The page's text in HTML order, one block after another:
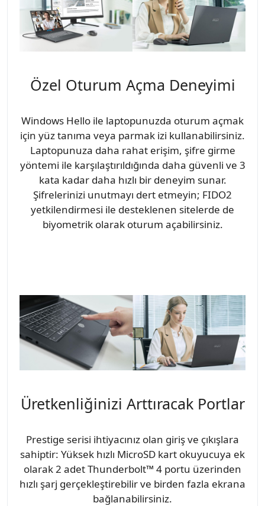
Özel Oturum Açma Deneyimi
Windows Hello ile laptopunuzda oturum açmak
için yüz tanıma veya parmak izi kullanabilirsiniz.
Laptopunuza daha rahat erişim, şifre girme
yöntemi ile karşılaştırıldığında daha güvenli ve 3
kata kadar daha hızlı bir deneyim sunar.
Şifrelerinizi unutmayı dert etmeyin; FIDO2
yetkilendirmesi ile desteklenen sitelerde de
biyometrik olarak oturum açabilirsiniz.
Üretkenliğinizi Arttıracak Portlar
Prestige serisi ihtiyacınız olan giriş ve çıkışlara
sahiptir: Yüksek hızlı MicroSD kart okuyucuya ek
olarak 2 adet Thunderbolt™ 4 portu üzerinden
hızlı şarj gerçekleştirebilir ve birden fazla ekrana
bağlanabilirsiniz.